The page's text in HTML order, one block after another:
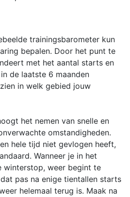
trainingsbarometer kun
bepalen. Door het punt te
met het aantal starts en
de laatste 6 maanden
in welk gebied jouw
het nemen van snelle en
omstandigheden.
hele tijd niet gevlogen heeft,
Wanneer je in het
winterstop, weer begint te
pas na enige tientallen starts
helemaal terug is. Maak na